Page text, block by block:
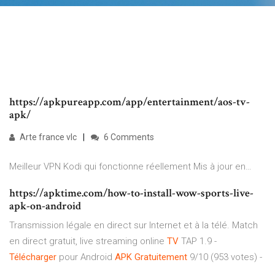
https://apkpureapp.com/app/entertainment/aos-tv-
apk/
Arte france vlc 6 Comments
Meilleur VPN Kodi qui fonctionne réellement Mis à jour en…
https://apktime.com/how-to-install-wow-sports-live-
apk-on-android
Transmission légale en direct sur Internet et à la télé. Match
en direct gratuit, live streaming online TV TAP 1.9 -
Télécharger pour Android APK Gratuitement 9/10 (953 votes) -